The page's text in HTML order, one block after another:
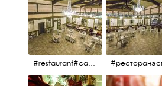
#restaurant#candidates #aspila #restaurantaspils ресторан#ресторанэспиля#эспланада#концертнаяэстрада